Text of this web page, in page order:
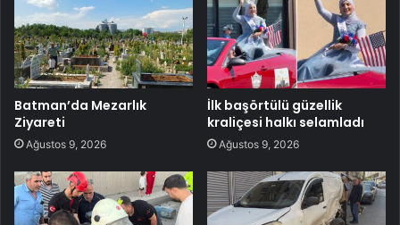
Batman’da Mezarlık
Ziyareti
Ağustos 9, 2026
İlk başörtülü güzellik
kraliçesi halkı selamladı
Ağustos 9, 2026